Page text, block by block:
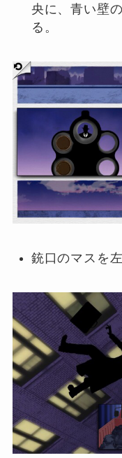
央に、青い壁
る。
銃口のマスを